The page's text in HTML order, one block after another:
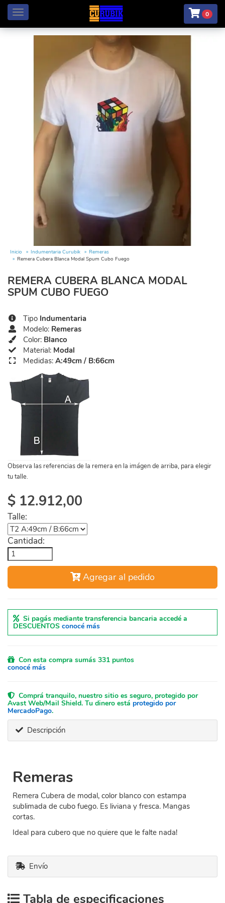
Menú 0
Inicio Indumentaria Curubik
Remeras
Remera Cubera Blanca Modal Spum Cubo Fuego
REMERA CUBERA BLANCA MODAL
SPUM CUBO FUEGO
Tipo Indumentaria
Modelo: Remeras
Color: Blanco
Material: Modal
Medidas: A:49cm / B:66cm
Observa las referencias de la remera en la imágen de arriba, para elegir
tu talle.
$ 12.912,00
Talle:
Cantidad:
Agregar al pedido
Si pagás mediante transferencia bancaria accedé a
DESCUENTOS conocé más
Con esta compra sumás 331 puntos
conocé más
Comprá tranquilo, nuestro sitio es seguro, protegido por
Avast Web/Mail Shield. Tu dinero está protegido por
MercadoPago.
Descripción
Remeras
Remera Cubera de modal, color blanco con estampa
sublimada de cubo fuego. Es liviana y fresca. Mangas
cortas.
Ideal para cubero que no quiere que le falte nada!
Envío
Tabla de especificaciones